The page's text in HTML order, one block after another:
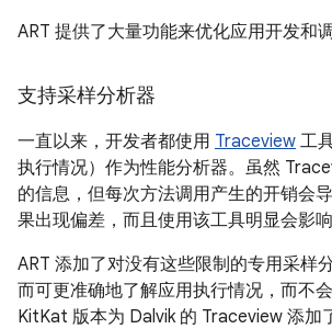
ART 提供了大量功能来优化应用开发和调
支持采样分析器
一直以来，开发者都使用 Traceview 工
执行情况）作为性能分析器。虽然
的信息，但每次方法调用产生的开销会
果出现偏差，而且使用该工具明显会影响
ART 添加了对没有这些限制的专用采样
而可更准确地了解应用执行情况，而不会
KitKat 版本为 Dalvik 的 Traceview 添加